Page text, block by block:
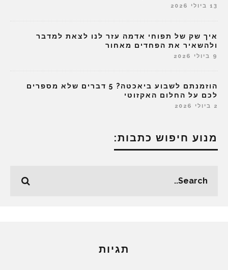
13 ביולי 2026
איך שק של תפוחי אדמה עזר לנו לצאת למדבר
ולהשאיר את הפחדים מאחור
9 ביולי 2026
הוזמנתם לשבוע ביאכטה? 5 דברים שלא מספרים
לכם על החלום האקזוטי
2 ביולי 2026
מנוע חיפוש כתבות:
תגיות